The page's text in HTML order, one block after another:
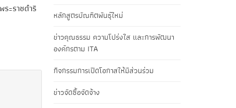
ะราชดำริ
หลักสูตรบัณฑิตพันธุ์ใหม่
ข่าวคุณธรรม ความโปร่งใส และการพัฒนา
องค์กรตาม ITA
กิจกรรมการเปิดโอกาสให้มีส่วนร่วม
ข่าวจัดซื้อจัดจ้าง